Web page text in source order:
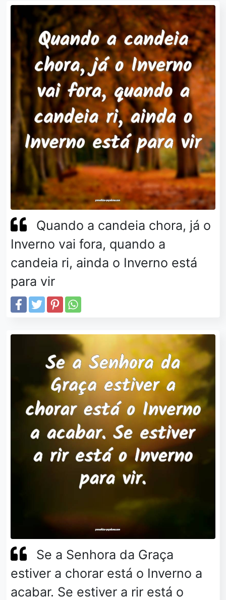
Quando a candeia chora, já o
Inverno vai fora, quando a
candeia ri, ainda o Inverno está
para vir
Se a Senhora da Graça
estiver a chorar está o Inverno a
acabar. Se estiver a rir está o